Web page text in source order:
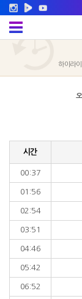
하이라
시간
00:37
01:56
02:54
03:51
04:46
05:42
06:52